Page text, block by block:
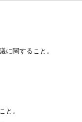
に関すること。
と。